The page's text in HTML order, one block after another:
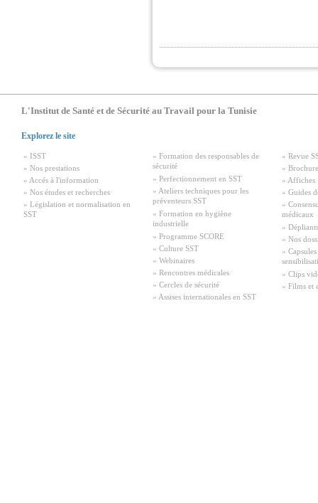
L'Institut de Santé et de Sécurité au Travail pour la Tunisie
Explorez le site
» ISST
» Nos prestations
» Accés à l'information
» Nos études et recherches
» Législation et normalisation en
SST
» Formation des responsables de
sécurité
» Perfectionnement en SST
» Ateliers techniques pour les
préventeurs SST
» Formation en hygiène
industrielle
» Programme SCORE
» Culture SST
» Webinaires
» Rencontres médicales
» Cercles de sécurité
» Assises internationales en SST
» Revue
»
» Affiches
» Guides
»
médicaux
» Dépliants
» Nos
»
» Clips
» Films et